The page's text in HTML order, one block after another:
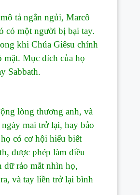
tả ngắn ngủi, Marcô
có một người bị bại tay.
khi Chúa Giêsu chính
mặt. Mục đích của họ
Sabbath.
lòng thương anh, và
mai trở lại, hay bảo
có cơ hội hiểu biết
được phép làm điều
dữ rảo mắt nhìn họ,
và tay liền trở lại bình